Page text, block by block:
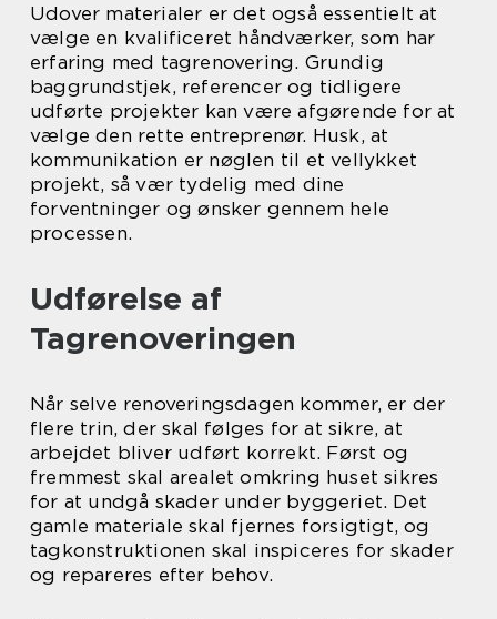
Udover materialer er det også essentielt at
vælge en kvalificeret håndværker, som har
erfaring med tagrenovering. Grundig
baggrundstjek, referencer og tidligere
udførte projekter kan være afgørende for at
vælge den rette entreprenør. Husk, at
kommunikation er nøglen til et vellykket
projekt, så vær tydelig med dine
forventninger og ønsker gennem hele
processen.
Udførelse af
Tagrenoveringen
Når selve renoveringsdagen kommer, er der
flere trin, der skal følges for at sikre, at
arbejdet bliver udført korrekt. Først og
fremmest skal arealet omkring huset sikres
for at undgå skader under byggeriet. Det
gamle materiale skal fjernes forsigtigt, og
tagkonstruktionen skal inspiceres for skader
og repareres efter behov.